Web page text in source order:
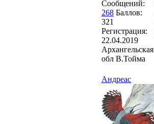
Сообщений:
268 Баллов:
321
Регистрация:
22.04.2019
Архангельская
обл В.Тойма
Андреас